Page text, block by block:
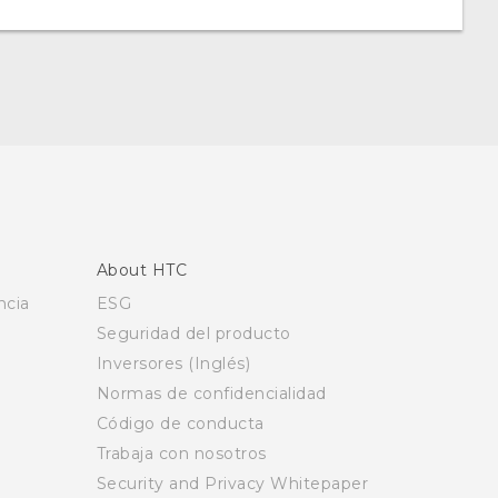
About HTC
ESG
Seguridad del producto
Inversores (Inglés)
Normas de confidencialidad
Código de conducta
Trabaja con nosotros
Security and Privacy Whitepaper